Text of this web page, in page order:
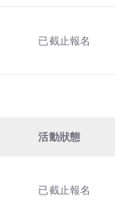
已截止報名
活動狀態
已截止報名